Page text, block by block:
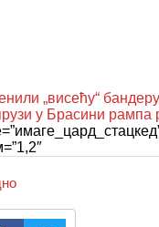
„висећу“ бандеру
у Брасини рампа